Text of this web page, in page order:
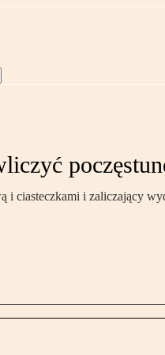
i ciasteczkami i zaliczający